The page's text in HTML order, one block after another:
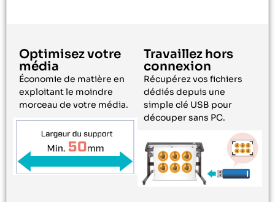
Optimisez votre
média
Économie de matière en
exploitant le moindre
morceau de votre média.
Travaillez hors
connexion
Récupérez vos fichiers
dédiés depuis une
simple clé USB pour
découper sans PC.